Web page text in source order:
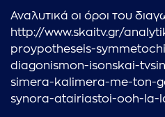
Αναλυτικά οι όροι του
http://www.skaitv.gr/
proypotheseis-
diagonismon-isonskai-
simera-kalimera-me-ton-
synora-atairiastoi-ooh-la-